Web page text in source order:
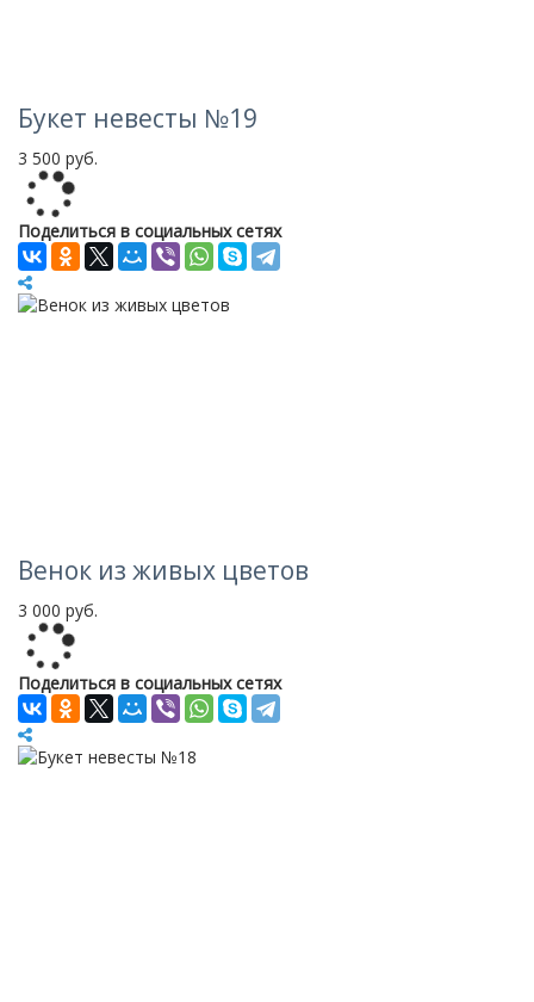
Букет невесты №19
3 500 руб.
Поделиться в социальных сетях
Венок из живых цветов
3 000 руб.
Поделиться в социальных сетях